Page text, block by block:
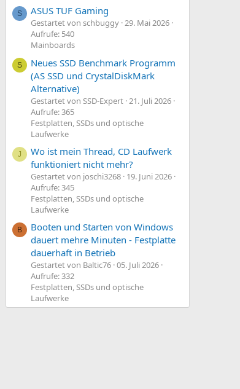
S ASUS TUF Gaming
Gestartet von schbuggy 29. Mai 2026
Aufrufe: 540
Mainboards
S
Neues SSD Benchmark Programm
(AS SSD und CrystalDiskMark
Alternative)
Gestartet von SSD-Expert 21. Juli 2026
Aufrufe: 365
Festplatten, SSDs und optische
Laufwerke
J
Wo ist mein Thread, CD Laufwerk
funktioniert nicht mehr?
Gestartet von joschi3268 19. Juni 2026
Aufrufe: 345
Festplatten, SSDs und optische
Laufwerke
B
Booten und Starten von Windows
dauert mehre Minuten - Festplatte
dauerhaft in Betrieb
Gestartet von Baltic76 05. Juli 2026
Aufrufe: 332
Festplatten, SSDs und optische
Laufwerke